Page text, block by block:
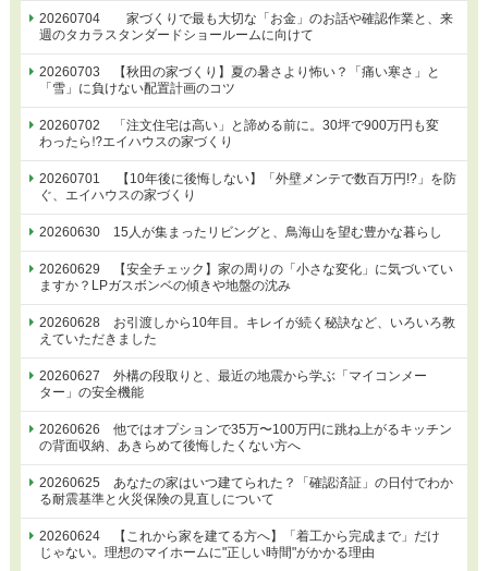
20260704 家づくりで最も大切な「お金」のお話や確認作業と、来
週のタカラスタンダードショールームに向けて
20260703 【秋田の家づくり】夏の暑さより怖い？「痛い寒さ」と
「雪」に負けない配置計画のコツ
20260702 「注文住宅は高い」と諦める前に。30坪で900万円も変
わったら⁉エイハウスの家づくり
20260701 【10年後に後悔しない】「外壁メンテで数百万円!?」を防
ぐ、エイハウスの家づくり
20260630 15人が集まったリビングと、鳥海山を望む豊かな暮らし
20260629 【安全チェック】家の周りの「小さな変化」に気づいてい
ますか？LPガスボンベの傾きや地盤の沈み
20260628 お引渡しから10年目。キレイが続く秘訣など、いろいろ教
えていただきました
20260627 外構の段取りと、最近の地震から学ぶ「マイコンメー
ター」の安全機能
20260626 他ではオプションで35万〜100万円に跳ね上がるキッチン
の背面収納、あきらめて後悔したくない方へ
20260625 あなたの家はいつ建てられた？「確認済証」の日付でわか
る耐震基準と火災保険の見直しについて
20260624 【これから家を建てる方へ】「着工から完成まで」だけ
じゃない。理想のマイホームに"正しい時間"がかかる理由